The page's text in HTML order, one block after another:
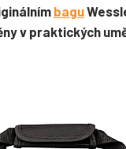
bagu
v praktických